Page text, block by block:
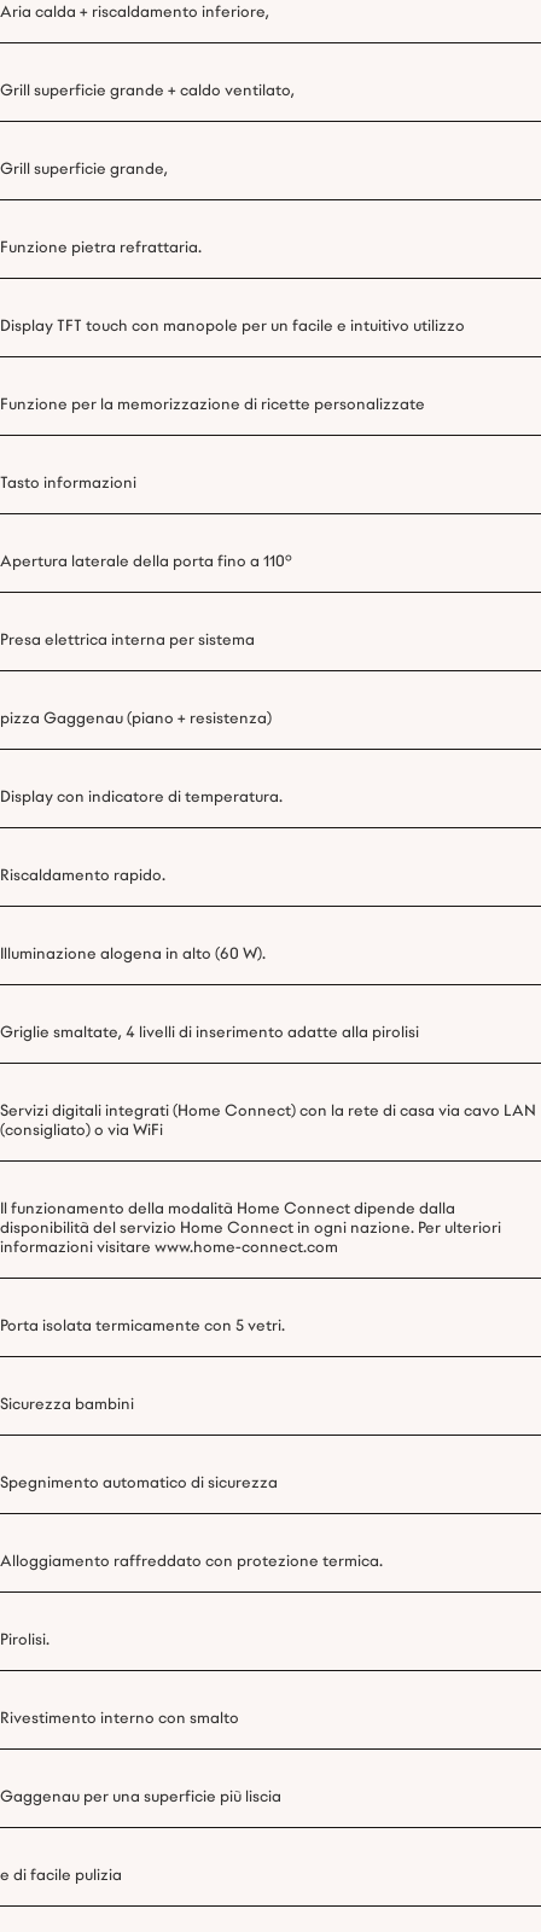
Aria calda + riscaldamento inferiore,
Grill superficie grande + caldo ventilato,
Grill superficie grande,
Funzione pietra refrattaria.
Display TFT touch con manopole per un facile e intuitivo utilizzo
Funzione per la memorizzazione di ricette personalizzate
Tasto informazioni
Apertura laterale della porta fino a 110°
Presa elettrica interna per sistema
pizza Gaggenau (piano + resistenza)
Display con indicatore di temperatura.
Riscaldamento rapido.
Illuminazione alogena in alto (60 W).
Griglie smaltate, 4 livelli di inserimento adatte alla pirolisi
Servizi digitali integrati (Home Connect) con la rete di casa via cavo LAN
(consigliato) o via WiFi
Il funzionamento della modalità Home Connect dipende dalla
disponibilità del servizio Home Connect in ogni nazione. Per ulteriori
informazioni visitare www.home-connect.com
Porta isolata termicamente con 5 vetri.
Sicurezza bambini
Spegnimento automatico di sicurezza
Alloggiamento raffreddato con protezione termica.
Pirolisi.
Rivestimento interno con smalto
Gaggenau per una superficie più liscia
e di facile pulizia